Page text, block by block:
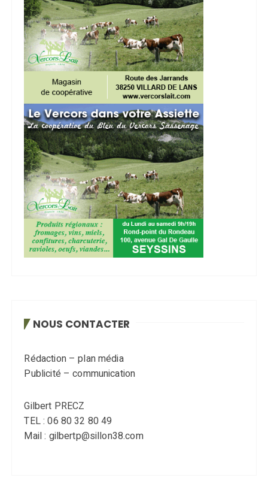
NOUS CONTACTER
Rédaction – plan média
Publicité – communication
Gilbert PRECZ
TEL : 06 80 32 80 49
Mail : gilbertp@sillon38.com